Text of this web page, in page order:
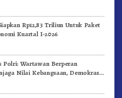
Rp12,83 Triliun Untuk Paket
Kuartal I-2026
Polri: Wartawan Berperan
Nilai Kebangsaan, Demokrasi,